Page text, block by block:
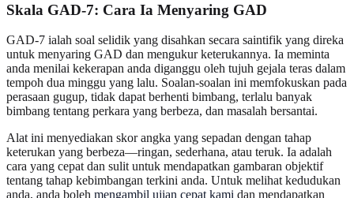
Skala GAD-7: Cara Ia Menyaring GAD
GAD-7 ialah soal selidik yang disahkan secara saintifik yang direka
untuk menyaring GAD dan mengukur keterukannya. Ia meminta
anda menilai kekerapan anda diganggu oleh tujuh gejala teras dalam
tempoh dua minggu yang lalu. Soalan-soalan ini memfokuskan pada
perasaan gugup, tidak dapat berhenti bimbang, terlalu banyak
bimbang tentang perkara yang berbeza, dan masalah bersantai.
Alat ini menyediakan skor angka yang sepadan dengan tahap
keterukan yang berbeza—ringan, sederhana, atau teruk. Ia adalah
cara yang cepat dan sulit untuk mendapatkan gambaran objektif
tentang tahap kebimbangan terkini anda. Untuk melihat kedudukan
anda, anda boleh mengambil ujian cepat kami dan mendapatkan